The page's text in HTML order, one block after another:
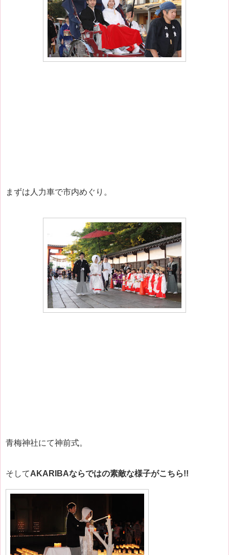
まずは人力車で市内めぐり。
青梅神社にて神前式。
そしてAKARIBAならではの素敵な様子がこちら!!